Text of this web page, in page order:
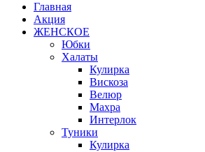
Главная
Акция
ЖЕНСКОЕ
Юбки
Халаты
Кулирка
Вискоза
Велюр
Махра
Интерлок
Туники
Кулирка